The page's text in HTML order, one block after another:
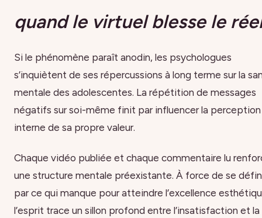
quand le virtuel blesse le
Si le phénomène paraît anodin, les psychologues
s’inquiètent de ses répercussions à long terme sur la
mentale des adolescentes. La répétition de messages
négatifs sur soi-même finit par influencer la perception
interne de sa propre valeur.
Chaque vidéo publiée et chaque commentaire lu
une structure mentale préexistante. À force de se
par ce qui manque pour atteindre l’excellence
l’esprit trace un sillon profond entre l’insatisfaction et la